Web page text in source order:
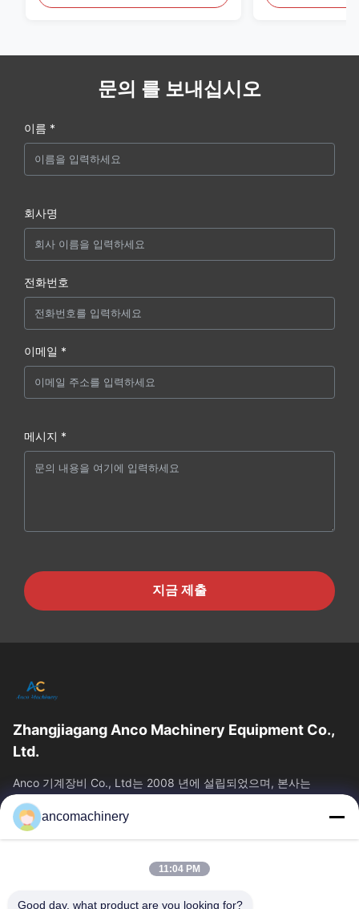
문의 를 보내십시오
이름 *
회사명
전화번호
이메일 *
메시지 *
지금 제출
Zhangjiagang Anco Machinery Equipment Co.,
Ltd.
Anco 기계장비 Co., Ltd는 2008 년에 설립되었으며, 본사는
Jiangsu 주 Suzhou 시의 Zhangjiagang 시에 위치하고 있습니다.
빠른 링크
회사 소개
공장 투어
품질 관리
ancomachinery
11:04 PM
Good day, what product are you looking for?